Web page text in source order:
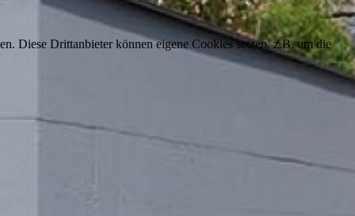
Diese Drittanbieter können eigene Cookies setzen, z.B. um die